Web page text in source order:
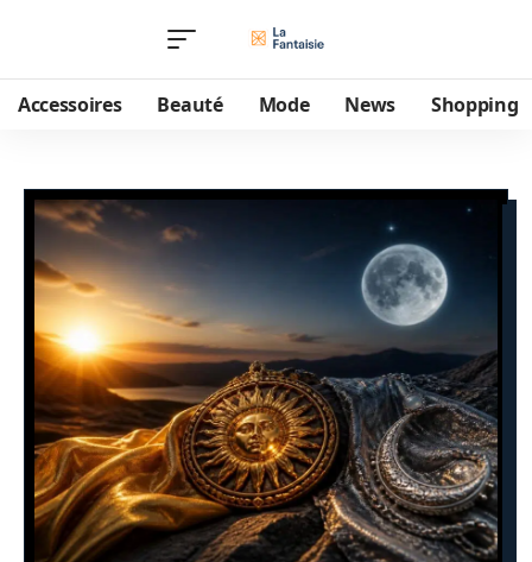
Accessoires Beauté Mode News Shopping